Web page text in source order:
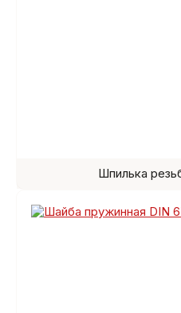
Шпилька